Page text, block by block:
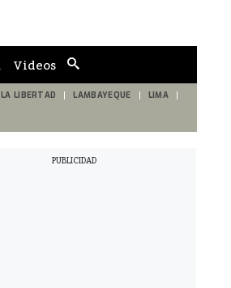
de
búsqueda
Videos
LA LIBERTAD LAMBAYEQUE LIMA